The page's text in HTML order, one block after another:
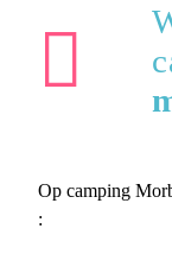
Op camping
: